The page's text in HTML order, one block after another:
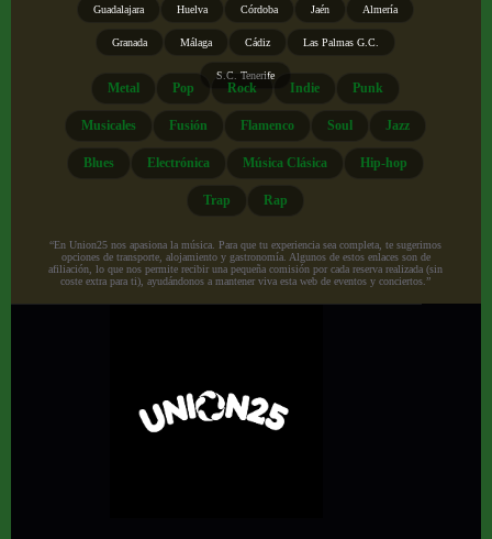
Guadalajara Huelva Córdoba Jaén Almería
Granada Málaga Cádiz Las Palmas G.C.
S.C. Tenerife
Metal Pop Rock Indie Punk
Musicales Fusión Flamenco Soul Jazz
Blues Electrónica Música Clásica Hip-hop
Trap Rap
“En Union25 nos apasiona la música. Para que tu experiencia sea completa, te sugerimos
opciones de transporte, alojamiento y gastronomía. Algunos de estos enlaces son de
afiliación, lo que nos permite recibir una pequeña comisión por cada reserva realizada (sin
coste extra para ti), ayudándonos a mantener viva esta web de eventos y conciertos.”